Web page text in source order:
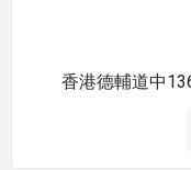
香港德輔道中